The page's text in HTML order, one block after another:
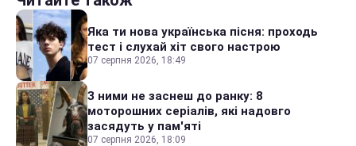
Яка ти нова українська пісня: проходь
тест і слухай хіт свого настрою
07 серпня 2026, 18:49
З ними не заснеш до ранку: 8
моторошних серіалів, які надовго
засядуть у пам'яті
07 серпня 2026, 18:09